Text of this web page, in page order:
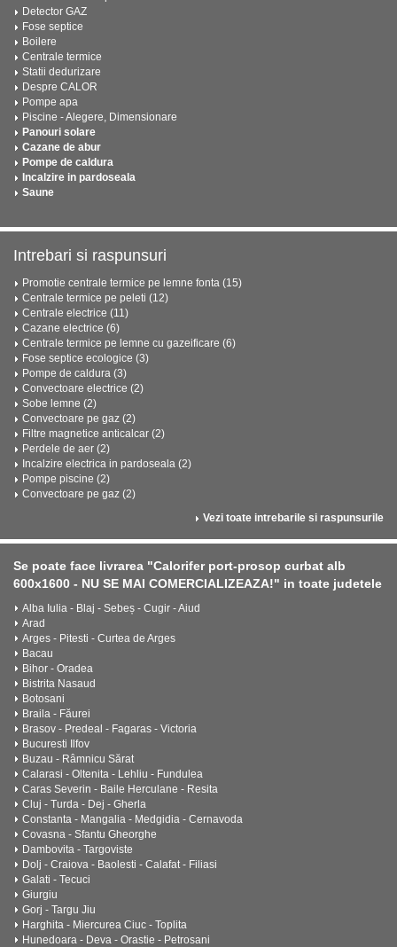
Detector GAZ
Fose septice
Boilere
Centrale termice
Statii dedurizare
Despre CALOR
Pompe apa
Piscine - Alegere, Dimensionare
Panouri solare
Cazane de abur
Pompe de caldura
Incalzire in pardoseala
Saune
Intrebari si raspunsuri
Promotie centrale termice pe lemne fonta (15)
Centrale termice pe peleti (12)
Centrale electrice (11)
Cazane electrice (6)
Centrale termice pe lemne cu gazeificare (6)
Fose septice ecologice (3)
Pompe de caldura (3)
Convectoare electrice (2)
Sobe lemne (2)
Convectoare pe gaz (2)
Filtre magnetice anticalcar (2)
Perdele de aer (2)
Incalzire electrica in pardoseala (2)
Pompe piscine (2)
Convectoare pe gaz (2)
Vezi toate intrebarile si raspunsurile
Se poate face livrarea "Calorifer port-prosop curbat alb
600x1600 - NU SE MAI COMERCIALIZEAZA!" in toate judetele
Alba Iulia - Blaj - Sebeș - Cugir - Aiud
Arad
Arges - Pitesti - Curtea de Arges
Bacau
Bihor - Oradea
Bistrita Nasaud
Botosani
Braila - Făurei
Brasov - Predeal - Fagaras - Victoria
Bucuresti Ilfov
Buzau - Râmnicu Sărat
Calarasi - Oltenita - Lehliu - Fundulea
Caras Severin - Baile Herculane - Resita
Cluj - Turda - Dej - Gherla
Constanta - Mangalia - Medgidia - Cernavoda
Covasna - Sfantu Gheorghe
Dambovita - Targoviste
Dolj - Craiova - Baolesti - Calafat - Filiasi
Galati - Tecuci
Giurgiu
Gorj - Targu Jiu
Harghita - Miercurea Ciuc - Toplita
Hunedoara - Deva - Orastie - Petrosani